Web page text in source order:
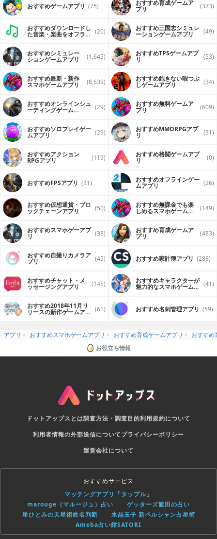
defeating and devouring enemies and level up your
cheetahs to increase their health, attack damage, and
+ CHEETAH SURVIVAL GUIDE - Look to your handy survival
guide for information on enemy wildlife, a map of the
savanna, cheetah customizations, and much more!
+ HUGE 3D ENVIRONMENT - Your cheetah is free to roam
a massive open-world environment that is more the
double the size of the previous simulators!
+ NEW TOUCH-BASED CONTROLS - Brand new intuitive
controls let you navigate your animal like never before!
Pinch to zoom and play from your cheetah's perspective
or get a bird's eye view of the action!
+ 18 UNIQUE AFRICAN SPECIES - Behold the largest
collection of animals ever put into a single simulator!
Hunt down elephants, hippopotamus, wild boars,
gazelle, zebras, pythons, rhinoceros, and many more!
+ HD GRAPHICS - Stunning High Definition graphics will
transport you to a remote grassland ecosystem and
surround you with nature's beauty! New Graphics Quality
options allow you to customize the game to look amazing
and perform great on any device!
+ OPTIONAL BLOOD EFFECTS - Looking for more realistic
action? If you are of age or have your parents permission,
turn on the blood effects for some added combat
+ GLUTEN-FREE PROMISE - With all of our games you will
always get the full game with no ads or additional
purchases!
Download the Cheetah Simulator to experience the
adrenaline pumping speed of the world’s fastest animal!
If you liked living as a Cheetah then you'll love our other
soar through the skies, or check out the World of
Dragons: Dragon Simulator and raid castles and battle
Follow us on Twitter too! We love hearing feedback and
おすすめゲームアプリ (75) おすすめ育成ゲームア
プリ (373)
おすすめダウンロードし
た音楽・楽曲をオフライ (20) おすすめ三国志シミュレ
ーションゲームアプリ (49)
おすすめシミュレー
ションゲームアプリ (1,645) おすすめTPSゲームアプ
リ (53)
おすすめ最新・新作
スマホゲームアプリ (8,639) おすすめ飽きない暇つぶ
しゲームアプリ (34)
おすすめオンラインシュ
ーティングゲーム (29) おすすめ無料ゲームア
プリ (609)
おすすめソロプレイゲー
ムアプリ (29) おすすめ MMORPGアプ
リ (31)
おすすめアクション
RPGアプリ (119) おすすめ格闘ゲームアプ
リ (0)
おすすめFPSアプリ (31) おすすめオフラインゲー
ムアプリ (26)
おすすめ仮想通貨・ブロ
ックチェーンアプリ (50) おすすめ無課金でも楽
しめるスマホゲームア (149)
おすすめスマホゲーアプ
リ (33) おすすめ育成ゲームア
プリ (483)
おすすめ自撮りカメラア
プリ (45) おすすめ家計簿アプリ (288)
おすすめチャット・メ
ッセージングアプリ (145) おすすめキャラクターが
魅力的なスマホゲームア (41)
おすすめ2018年11月リ
リースの新作ゲームアプ (61) おすすめ名刺管理アプリ (59)
アプリ おすすめスマホゲームアプリ おすすめ育成ゲームアプリ
おすすめ
お役立ち情報
ドットアップスとは調査方法・調査目的利用規約について
利用者情報の外部送信についてプライバシーポリシー
運営会社について
おすすめサービス
マッチングアプリ「タップル」
marouge（マルージュ）占い
ゲッターズ飯田の占い
星ひとみの天星術姓名判断
水晶玉子 新ペルシャン占星術
Ameba占い館SATORI